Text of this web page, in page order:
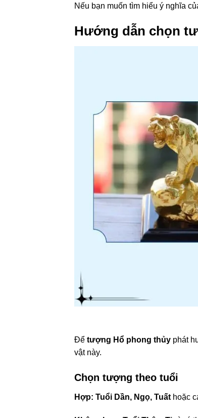
Nếu bạn muốn tìm hiểu ý nghĩa
Hướng dẫn chọn
Để tượng Hổ phong thủy phát
vật này.
Chọn tượng theo tuổi
Hợp: Tuổi Dần, Ngọ, Tuất hoặc